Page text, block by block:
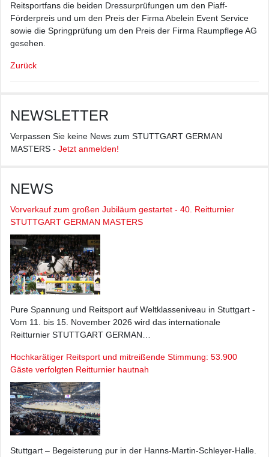
Reitsportfans die beiden Dressurprüfungen um den Piaff-
Förderpreis und um den Preis der Firma Abelein Event Service
sowie die Springprüfung um den Preis der Firma Raumpflege AG
gesehen.
Zurück
NEWSLETTER
Verpassen Sie keine News zum STUTTGART GERMAN
MASTERS - Jetzt anmelden!
NEWS
Vorverkauf zum großen Jubiläum gestartet - 40. Reitturnier
STUTTGART GERMAN MASTERS
Pure Spannung und Reitsport auf Weltklasseniveau in Stuttgart -
Vom 11. bis 15. November 2026 wird das internationale
Reitturnier STUTTGART GERMAN…
Hochkarätiger Reitsport und mitreißende Stimmung: 53.900
Gäste verfolgten Reitturnier hautnah
Stuttgart – Begeisterung pur in der Hanns-Martin-Schleyer-Halle.